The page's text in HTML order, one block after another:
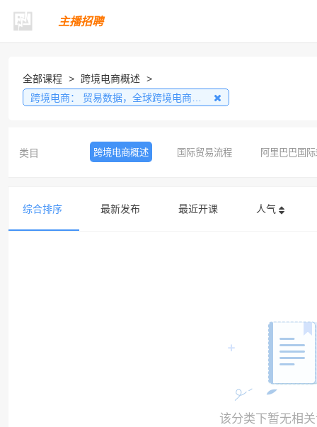
主播招聘
全部课程 > 跨境电商概述 >
跨境电商：
贸易数据，全球跨境电商平台，跨境电商人才需求
类目 跨境电商概述 国际贸易流程 阿里巴巴国
综合排序 最新发布 最近开课 人气
该分类下暂无相